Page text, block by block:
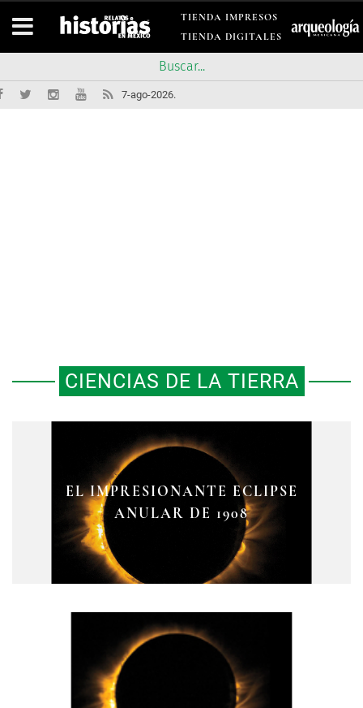
TIENDA IMPRESOS
TIENDA DIGITALES
7-ago-2026.
CIENCIAS DE LA TIERRA
EL IMPRESIONANTE ECLIPSE
ANULAR DE 1908
LA ERUPCIÓN DEL KRAKATOA Y
LAS COLORACIONES EN EL CIELO
QUE ASOMBRARON A MÉXICO
EL OBSERVATORIO
METEOROLÓGICO CENTRAL